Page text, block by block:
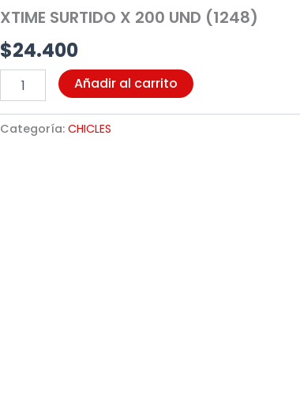
XTIME SURTIDO X 200 UND (1248)
$24.400
UND
(1248)
cantidad
Añadir al carrito
Categoría: CHICLES